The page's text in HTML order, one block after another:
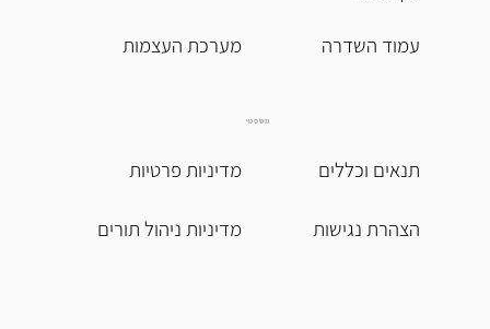
מערכת העצמות
מדיניות פרטיות
מדיניות ניהול תורים
עמוד השדרה
משפטי
תנאים וכללים
הצהרת נגישות